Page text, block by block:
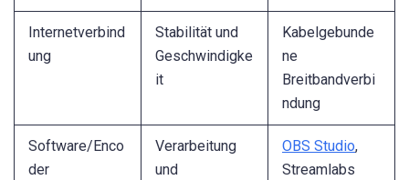
Internetverbind
ung
Stabilität und
Geschwindigke
it
Kabelgebunde
ne
Breitbandverbi
ndung
Software/Enco
der
Verarbeitung
und
OBS Studio,
Streamlabs